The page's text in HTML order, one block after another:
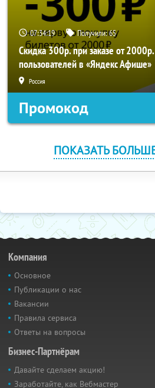
07:34:19 Получили:65
Скидка 300р. при заказе от
пользователей в «Яндекс Афише»
Россия
Промокод
ПОКАЗАТЬ
Компания
Основное
Публикации о нас
Вакансии
Правила сервиса
Ответы на вопросы
Бизнес-Партнёрам
Давайте сделаем акцию!
Заработайте, как Вебмастер